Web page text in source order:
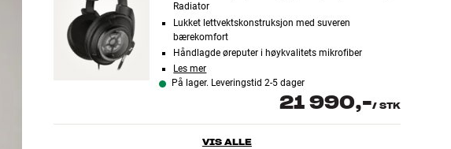
Radiator
Lukket lettvektskonstruksjon med suveren
bærekomfort
Håndlagde øreputer i høykvalitets mikrofiber
Les mer
På lager. Leveringstid 2-5 dager
21 990,-/ STK
VIS ALLE